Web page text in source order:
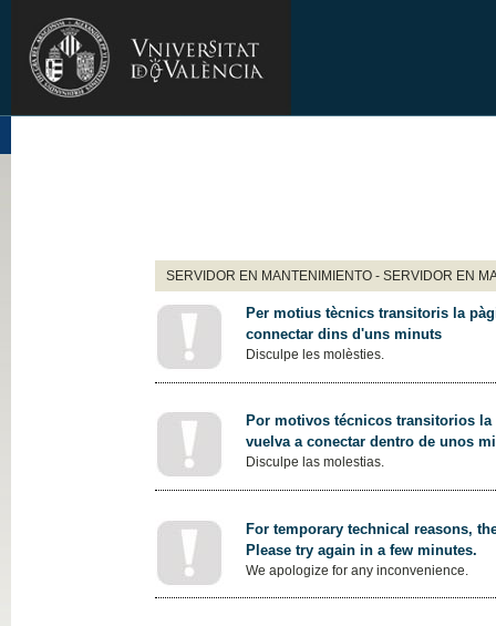
SERVIDOR EN MANTENIMIENTO - SERVIDOR EN
Per motius tècnics transitoris la
connectar dins d'uns minuts
Disculpe les molèsties.
Por motivos técnicos transitorios
vuelva a conectar dentro de unos
Disculpe las molestias.
For temporary technical reasons,
Please try again in a few minutes.
We apologize for any inconvenience.